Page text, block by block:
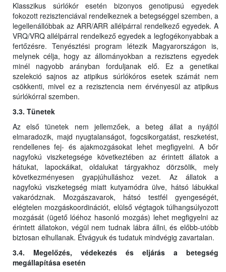
Klasszikus súrlókór esetén bizonyos genotipusú egyedek
fokozott rezisztenciával rendelkeznek a betegséggel szemben, a
legellenállóbbak az ARR/ARR allélpárral rendelkező egyedek. A
VRQ/VRQ allélpárral rendelkező egyedek a legfogékonyabbak a
fertőzésre. Tenyésztési program létezik Magyarországon is,
melynek célja, hogy az állományokban a rezisztens egyedek
minél nagyobb arányban forduljanak elő. Ez a genetikai
szelekció sajnos az atipikus súrlókóros esetek számát nem
csökkenti, mivel ez a rezisztencia nem érvényesül az atipikus
súrlókórral szemben.
3.3. Tünetek
Az első tünetek nem jellemzőek, a beteg állat a nyájtól
elmaradozik, majd nyugtalanságot, fogcsikorgatást, reszketést,
rendellenes fej- és ajakmozgásokat lehet megfigyelni. A bőr
nagyfokú viszketegsége következtében az érintett állatok a
hátukat, lapockáikat, oldalukat tárgyakhoz dörzsölik, mely
következményesen gyapjúhulláshoz vezet. Az állatok a
nagyfokú viszketegség miatt kutyamódra ülve, hátsó lábukkal
vakaródznak. Mozgászavarok, hátsó testfél gyengeségét,
elégtelen mozgáskoordinációt, elülső végtagok túlhangsúlyozott
mozgását (ügető lóéhoz hasonló mozgás) lehet megfigyelni az
érintett állatokon, végül nem tudnak lábra állni, és előbb-utóbb
biztosan elhullanak. Étvágyuk és tudatuk mindvégig zavartalan.
3.4. Megelőzés, védekezés és eljárás a betegség
megállapítása esetén